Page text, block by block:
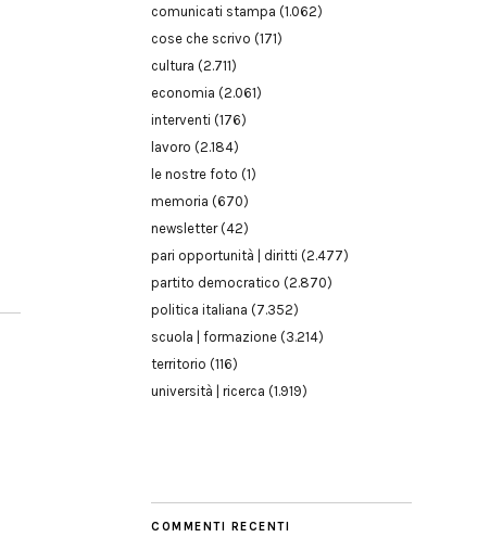
comunicati stampa (1.062)
cose che scrivo (171)
cultura (2.711)
economia (2.061)
interventi (176)
lavoro (2.184)
le nostre foto (1)
memoria (670)
newsletter(42)
pari opportunità | diritti (2.477)
partito democratico (2.870)
politica italiana (7.352)
scuola | formazione (3.214)
territorio (116)
università | ricerca (1.919)
COMMENTI RECENTI